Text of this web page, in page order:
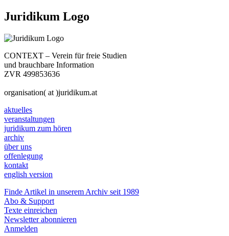
Juridikum Logo
CONTEXT – Verein für freie Studien
und brauchbare Information
ZVR 499853636
organisation( at )juridikum.at
aktuelles
veranstaltungen
juridikum zum hören
archiv
über uns
offenlegung
kontakt
english version
Finde Artikel in unserem Archiv seit 1989
Abo & Support
Texte einreichen
Newsletter abonnieren
Anmelden